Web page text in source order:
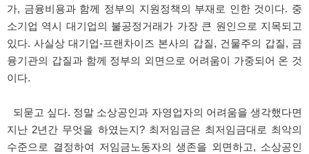
가, 금융비용과 함께 정부의 지원정책의 부재로 인한 것이다. 중
소기업 역시 대기업의 불공정거래가 가장 큰 원인으로 지목되고
있다. 사실상 대기업-프랜차이즈 본사의 갑질, 건물주의 갑질, 금
융기관의 갑질과 함께 정부의 외면으로 어려움이 가중되어 온 것
이다.
되묻고 싶다. 정말 소상공인과 자영업자의 어려움을 생각했다면
지난 2년간 무엇을 하였는지? 최저임금은 최저임금대로 최악의
수준으로 결정하여 저임금노동자의 생존을 외면하고, 소상공인